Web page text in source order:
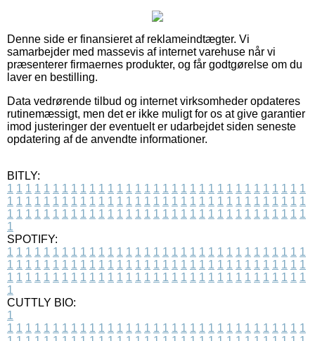
Denne side er finansieret af reklameindtægter. Vi
samarbejder med massevis af internet varehuse når vi
præsenterer firmaernes produkter, og får godtgørelse om du
laver en bestilling.
Data vedrørende tilbud og internet virksomheder opdateres
rutinemæssigt, men det er ikke muligt for os at give garantier
imod justeringer der eventuelt er udarbejdet siden seneste
opdatering af de anvendte informationer.
BITLY:
1 1 1 1 1 1 1 1 1 1 1 1 1 1 1 1 1 1 1 1 1 1 1 1 1 1 1 1 1 1 1 1 1
1 1 1 1 1 1 1 1 1 1 1 1 1 1 1 1 1 1 1 1 1 1 1 1 1 1 1 1 1 1 1 1 1
1 1 1 1 1 1 1 1 1 1 1 1 1 1 1 1 1 1 1 1 1 1 1 1 1 1 1 1 1 1 1 1 1
1
SPOTIFY:
1 1 1 1 1 1 1 1 1 1 1 1 1 1 1 1 1 1 1 1 1 1 1 1 1 1 1 1 1 1 1 1 1
1 1 1 1 1 1 1 1 1 1 1 1 1 1 1 1 1 1 1 1 1 1 1 1 1 1 1 1 1 1 1 1 1
1 1 1 1 1 1 1 1 1 1 1 1 1 1 1 1 1 1 1 1 1 1 1 1 1 1 1 1 1 1 1 1 1
1
CUTTLY BIO:
1
1 1 1 1 1 1 1 1 1 1 1 1 1 1 1 1 1 1 1 1 1 1 1 1 1 1 1 1 1 1 1 1 1